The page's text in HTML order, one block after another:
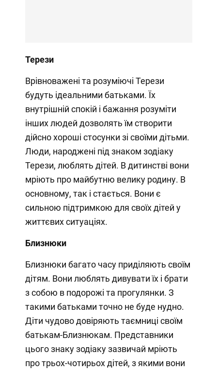
Терези
Врівноважені та розуміючі Терези
будуть ідеальними батьками. Їх
внутрішній спокій і бажання розуміти
інших людей дозволять їм створити
дійсно хороші стосунки зі своїми дітьми.
Люди, народжені під знаком зодіаку
Терези, люблять дітей. В дитинстві вони
мріють про майбутню велику родину. В
основному, так і стається. Вони є
сильною підтримкою для своїх дітей у
життєвих ситуаціях.
Близнюки
Близнюки багато часу приділяють своїм
дітям. Вони люблять дивувати їх і брати
з собою в подорожі та прогулянки. З
такими батьками точно не буде нудно.
Діти чудово довіряють таємниці своїм
батькам-Близнюкам. Представники
цього знаку зодіаку зазвичай мріють
про трьох-чотирьох дітей, з якими вони